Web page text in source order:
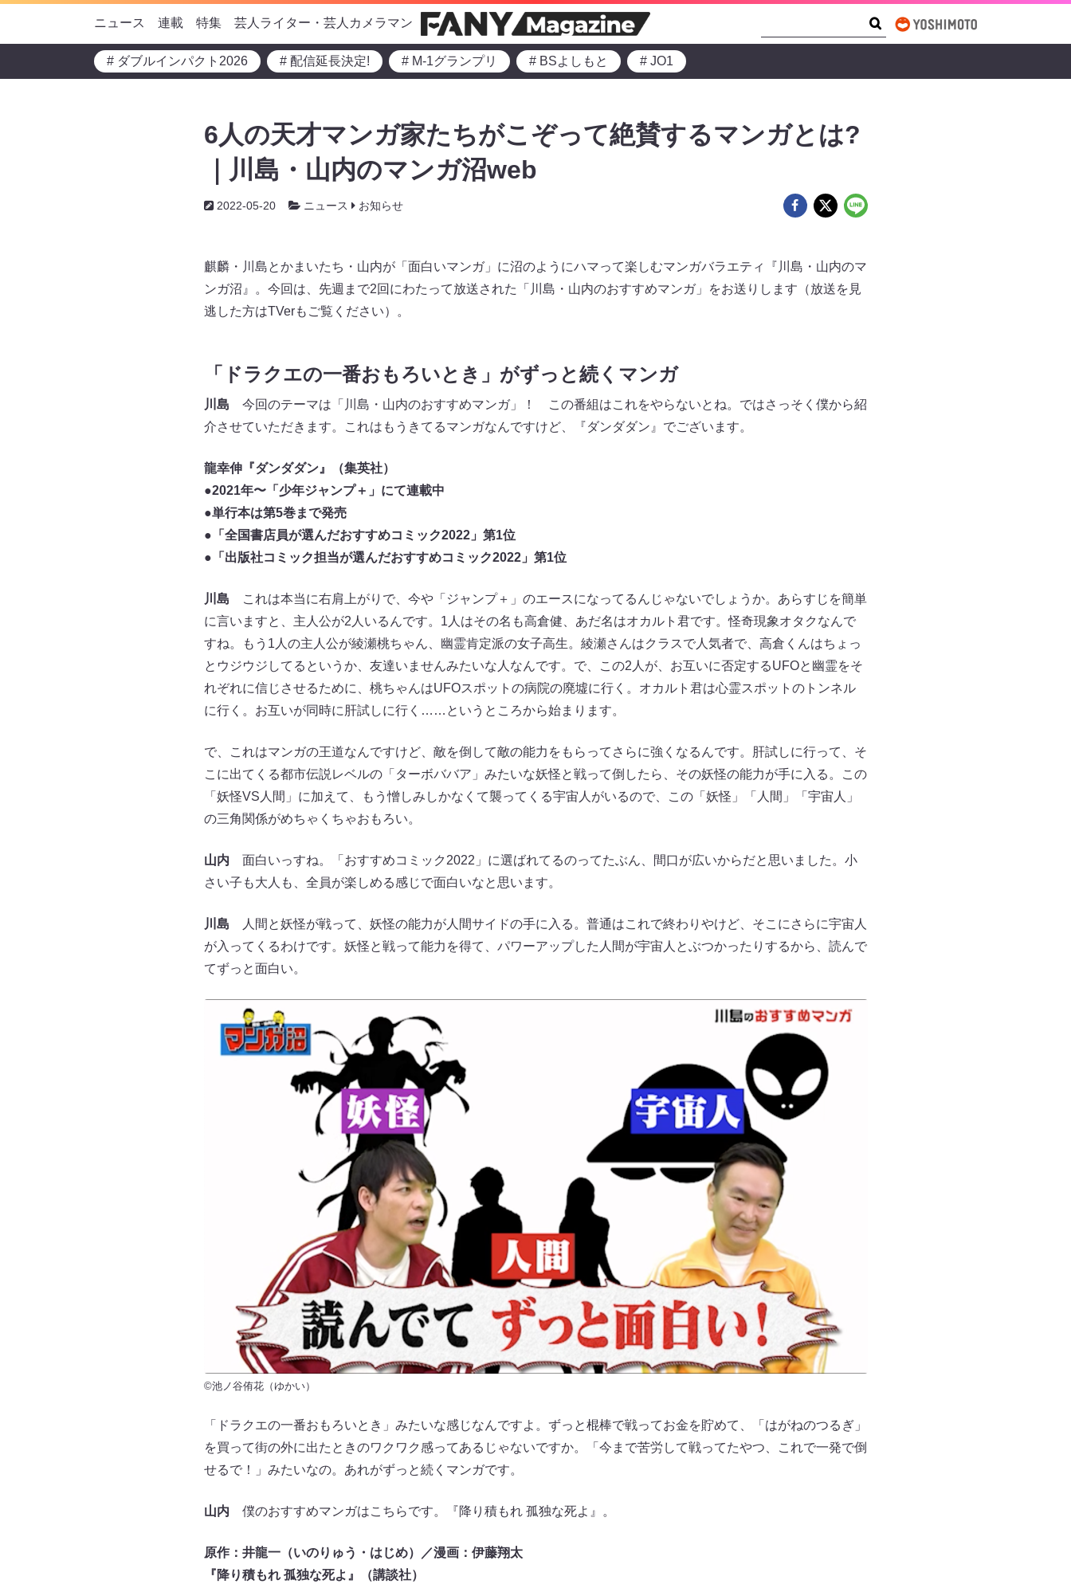
ニュース 連載 特集 芸人ライター・芸人カメラマン
# ダブルインパクト2026 # 配信延長決定! # M-1グランプリ # BSよしもと # JO1
6人の天才マンガ家たちがこぞって絶賛するマンガとは?
｜川島・山内のマンガ沼web
2022-05-20 ニュース お知らせ
麒麟・川島とかまいたち・山内が「面白いマンガ」に沼のようにハマって楽しむマンガバラエティ『川島・山内のマ
ンガ沼』。今回は、先週まで2回にわたって放送された「川島・山内のおすすめマンガ」をお送りします（放送を見
逃した方はTVerもご覧ください）。
「ドラクエの一番おもろいとき」がずっと続くマンガ
川島 今回のテーマは「川島・山内のおすすめマンガ」！ この番組はこれをやらないとね。ではさっそく僕から紹
介させていただきます。これはもうきてるマンガなんですけど、『ダンダダン』でございます。
龍幸伸『ダンダダン』（集英社）
●2021年〜「少年ジャンプ＋」にて連載中
●単行本は第5巻まで発売
●「全国書店員が選んだおすすめコミック2022」第1位
●「出版社コミック担当が選んだおすすめコミック2022」第1位
川島 これは本当に右肩上がりで、今や「ジャンプ＋」のエースになってるんじゃないでしょうか。あらすじを簡単
に言いますと、主人公が2人いるんです。1人はその名も高倉健、あだ名はオカルト君です。怪奇現象オタクなんで
すね。もう1人の主人公が綾瀬桃ちゃん、幽霊肯定派の女子高生。綾瀬さんはクラスで人気者で、高倉くんはちょっ
とウジウジしてるというか、友達いませんみたいな人なんです。で、この2人が、お互いに否定するUFOと幽霊をそ
れぞれに信じさせるために、桃ちゃんはUFOスポットの病院の廃墟に行く。オカルト君は心霊スポットのトンネル
に行く。お互いが同時に肝試しに行く……というところから始まります。
で、これはマンガの王道なんですけど、敵を倒して敵の能力をもらってさらに強くなるんです。肝試しに行って、そ
こに出てくる都市伝説レベルの「ターボババア」みたいな妖怪と戦って倒したら、その妖怪の能力が手に入る。この
「妖怪VS人間」に加えて、もう憎しみしかなくて襲ってくる宇宙人がいるので、この「妖怪」「人間」「宇宙人」
の三角関係がめちゃくちゃおもろい。
山内 面白いっすね。「おすすめコミック2022」に選ばれてるのってたぶん、間口が広いからだと思いました。小
さい子も大人も、全員が楽しめる感じで面白いなと思います。
川島 人間と妖怪が戦って、妖怪の能力が人間サイドの手に入る。普通はこれで終わりやけど、そこにさらに宇宙人
が入ってくるわけです。妖怪と戦って能力を得て、パワーアップした人間が宇宙人とぶつかったりするから、読んで
てずっと面白い。
©池ノ谷侑花（ゆかい）
「ドラクエの一番おもろいとき」みたいな感じなんですよ。ずっと棍棒で戦ってお金を貯めて、「はがねのつるぎ」
を買って街の外に出たときのワクワク感ってあるじゃないですか。「今まで苦労して戦ってたやつ、これで一発で倒
せるで！」みたいなの。あれがずっと続くマンガです。
山内 僕のおすすめマンガはこちらです。『降り積もれ 孤独な死よ』。
原作：井龍一（いのりゅう・はじめ）／漫画：伊藤翔太
『降り積もれ 孤独な死よ』（講談社）